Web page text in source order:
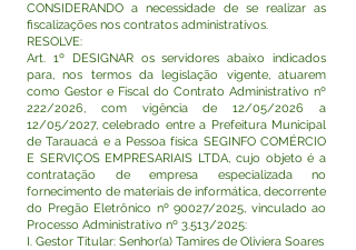
CONSIDERANDO a necessidade de se realizar as
fiscalizações nos contratos administrativos.
RESOLVE:
Art. 1º DESIGNAR os servidores abaixo indicados
para, nos termos da legislação vigente, atuarem
como Gestor e Fiscal do Contrato Administrativo nº
222/2026, com vigência de 12/05/2026 a
12/05/2027, celebrado entre a Prefeitura Municipal
de Tarauacá e a Pessoa física SEGINFO COMÉRCIO
E SERVIÇOS EMPRESARIAIS LTDA, cujo objeto é a
contratação de empresa especializada no
fornecimento de materiais de informática, decorrente
do Pregão Eletrônico nº 90027/2025, vinculado ao
Processo Administrativo nº 3.513/2025:
I. Gestor Titular: Senhor(a) Tamires de Oliviera Soares